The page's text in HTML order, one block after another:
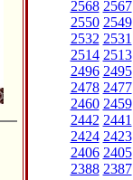
2568 2567
2550 2549
2532 2531
2514 2513
2496 2495
2478 2477
2460 2459
2442 2441
2424 2423
2406 2405
2388 2387